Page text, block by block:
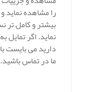
را مشاهده نماید
بیشتر و کامل تر
نماید. اگر تمایل
دارید می بایست
ما در تماس باشید.